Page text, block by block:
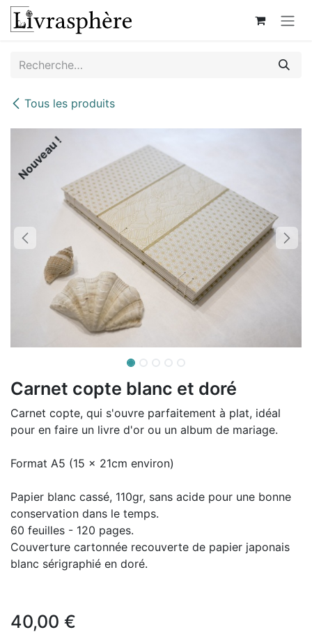
Se rendre au contenu
Tous les produits
Nouveau !
Carnet copte blanc et doré
Carnet copte, qui s'ouvre parfaitement à plat, idéal
pour en faire un livre d'or ou un album de mariage.
Format A5 (15 x 21cm environ)
Papier blanc cassé, 110gr, sans acide pour une bonne
conservation dans le temps.
60 feuilles - 120 pages.
Couverture cartonnée recouverte de papier japonais
blanc sérigraphié en doré.
40,00 €